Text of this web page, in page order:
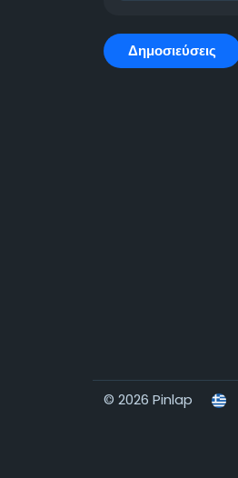
Δημοσιεύσεις
© 2026 Pinlap